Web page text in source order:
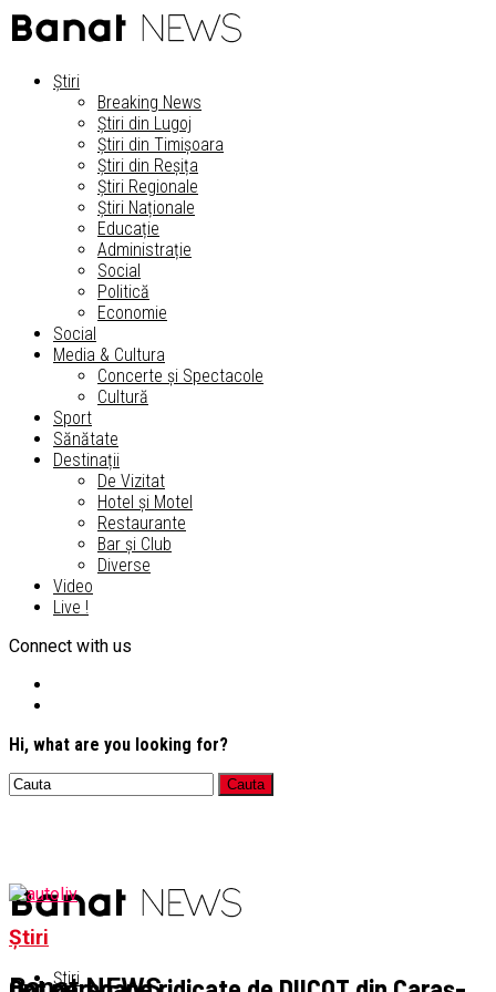
Știri
Breaking News
Știri din Lugoj
Știri din Timișoara
Știri din Reșița
Știri Regionale
Știri Naționale
Educație
Administrație
Social
Politică
Economie
Social
Media & Cultura
Concerte și Spectacole
Cultură
Sport
Sănătate
Destinații
De Vizitat
Hotel și Motel
Restaurante
Bar și Club
Diverse
Video
Live !
Connect with us
Hi, what are you looking for?
Știri
Știri